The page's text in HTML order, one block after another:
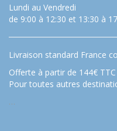
Lundi au Vendredi
de 9:00 à 12:30 et 13:30 à
Livraison standard France
Offerte à partir de 144€ TTC
Pour toutes autres
…